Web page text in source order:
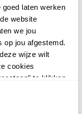
laten werken
website
we jou
op jou afgestemd.
wijze wilt
cookies
te klikken.